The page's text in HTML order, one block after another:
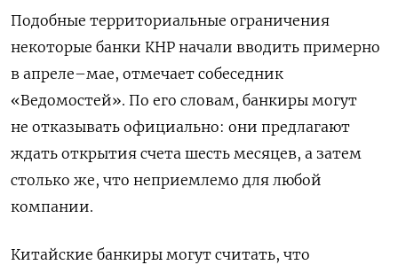
Подобные территориальные ограничения
некоторые банки КНР начали вводить примерно
в апреле–мае, отмечает собеседник
«Ведомостей». По его словам, банкиры могут
не отказывать официально: они предлагают
ждать открытия счета шесть месяцев, а затем
столько же, что неприемлемо для любой
компании.
Китайские банкиры могут считать, что